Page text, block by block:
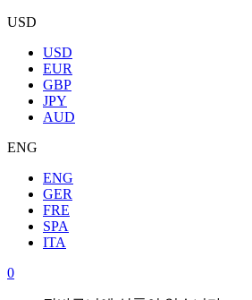
USD
USD
EUR
GBP
JPY
AUD
ENG
ENG
GER
FRE
SPA
ITA
0